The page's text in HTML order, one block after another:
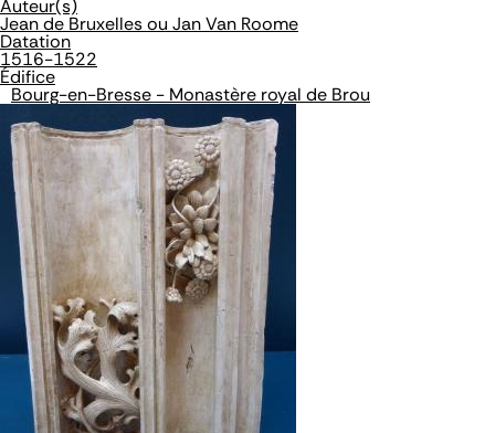
Auteur(s)
Jean de Bruxelles ou Jan Van Roome
Datation
1516-1522
Édifice
Bourg-en-Bresse - Monastère royal de Brou